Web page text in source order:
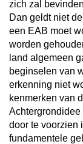
zich zal
Dan geldt niet
een EAB moet
worden
land algemeen
beginselen van
erkenning niet
kenmerken van
door te voorzien
fundamentele